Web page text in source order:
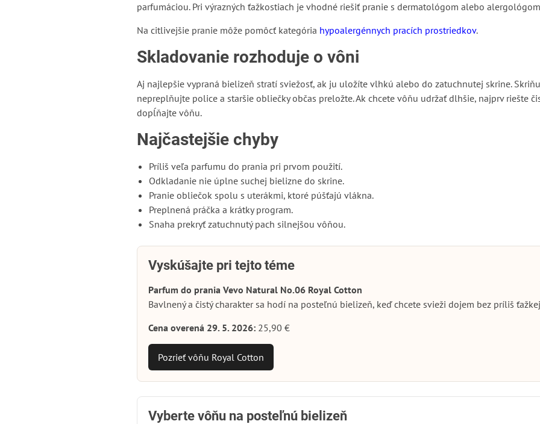
parfumáciou. Pri výrazných ťažkostiach je vhodné riešiť pranie s dermatológom alebo
Na citlivejšie pranie môže pomôcť kategória hypoalergénnych pracích prostriedkov.
Skladovanie rozhoduje o vôni
Aj najlepšie vypraná bielizeň stratí sviežosť, ak ju uložíte vlhkú alebo do zatuchnutej skrine.
nepreplňujte police a staršie obliečky občas preložte. Ak chcete vôňu udržať dlhšie, najprv riešte
dopĺňajte vôňu.
Najčastejšie chyby
Príliš veľa parfumu do prania pri prvom použití.
Odkladanie nie úplne suchej bielizne do skrine.
Pranie obliečok spolu s uterákmi, ktoré púšťajú vlákna.
Preplnená práčka a krátky program.
Snaha prekryť zatuchnutý pach silnejšou vôňou.
Vyskúšajte pri tejto téme
Parfum do prania Vevo Natural No.06 Royal Cotton
Bavlnený a čistý charakter sa hodí na posteľnú bielizeň, keď chcete svieži dojem bez príliš
Cena overená 29. 5. 2026:25,90 €
Pozrieť vôňu Royal Cotton
Vyberte vôňu na posteľnú bielizeň